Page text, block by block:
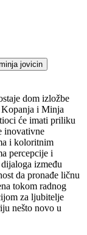
jovicin
dom izložbe
Kopanja i Minja
će imati priliku
inovativne
i koloritnim
percepcije i
između
da pronađe ličnu
tokom radnog
za ljubitelje
nešto novo u